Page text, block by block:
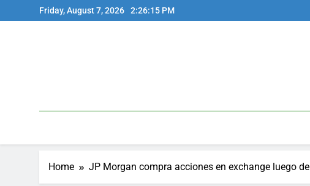
to
Friday, August 7, 2026 2:26:15 PM
Home JP Morgan compra acciones en exchange luego